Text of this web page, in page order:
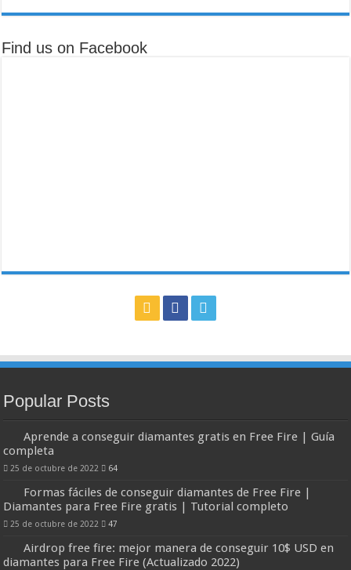
Find us on Facebook
Popular Posts
Aprende a conseguir diamantes gratis en Free Fire | Guía
completa
25 de octubre de 2022 64
Formas fáciles de conseguir diamantes de Free Fire |
Diamantes para Free Fire gratis | Tutorial completo
25 de octubre de 2022 47
Airdrop free fire: mejor manera de conseguir 10$ USD en
diamantes para Free Fire (Actualizado 2022)